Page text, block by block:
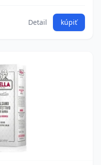
Detail kúpiť